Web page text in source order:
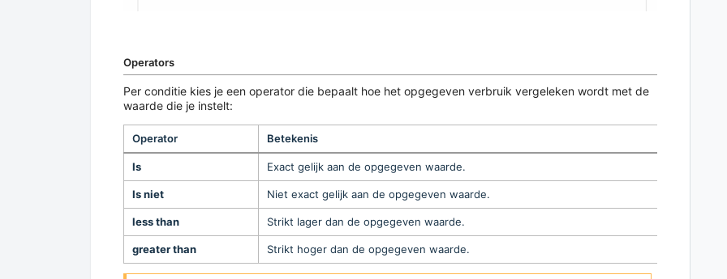
Operators
Per conditie kies je een operator die bepaalt hoe het opgegeven verbruik vergeleken wordt met de
waarde die je instelt:
Operator Betekenis
Is Exact gelijk aan de opgegeven waarde.
Is niet Niet exact gelijk aan de opgegeven waarde.
less than Strikt lager dan de opgegeven waarde.
greater than Strikt hoger dan de opgegeven waarde.